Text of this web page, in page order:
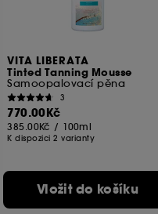
VITA LIBERATA
Tinted Tanning Mousse
Samoopalovací pěna
3
770.00Kč
385.00Kč / 100ml
K dispozici 2 varianty
Vložit do košíku